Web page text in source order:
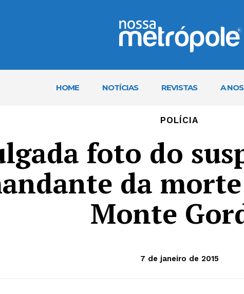
HOME NOTÍCIAS REVISTAS A
POLÍCIA
foto do
da
Monte
7 de janeiro de 2015